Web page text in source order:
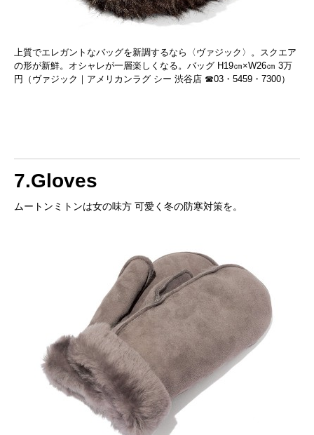
上質でエレガントなバッグを新調するなら〈ヴァジック〉。スクエア
の形が新鮮。オシャレが一層楽しくなる。バッグ H19㎝×W26㎝ 3万
円（ヴァジック｜アメリカンラグ シー 渋谷店 ☎03・5459・7300）
7.Gloves
ムートンミトンは女の味方 可愛く冬の防寒対策を。